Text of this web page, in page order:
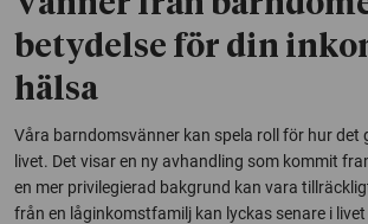
betydelse för din
hälsa
Våra barndomsvänner kan spela roll för hur det
livet. Det visar en ny avhandling som kommit
en mer privilegierad bakgrund kan vara
från en låginkomstfamilj kan lyckas senare i